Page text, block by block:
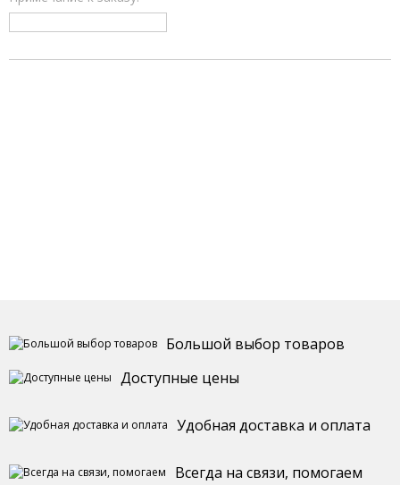
Большой выбор товаров
Доступные цены
Удобная доставка и оплата
Всегда на связи, помогаем